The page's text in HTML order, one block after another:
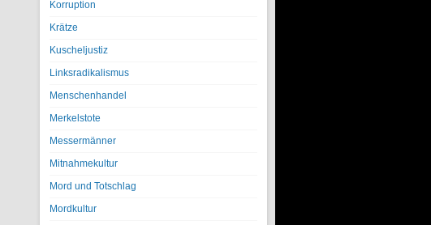
Korruption
Krätze
Kuscheljustiz
Linksradikalismus
Menschenhandel
Merkelstote
Messermänner
Mitnahmekultur
Mord und Totschlag
Mordkultur